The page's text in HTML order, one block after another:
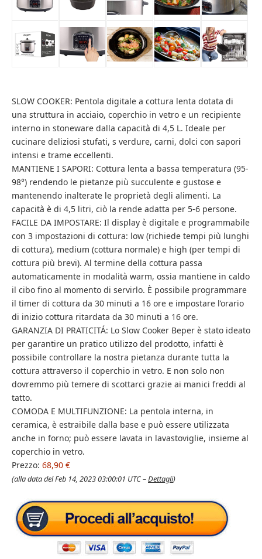
SLOW COOKER: Pentola digitale a cottura lenta dotata di
una struttura in acciaio, coperchio in vetro e un recipiente
interno in stoneware dalla capacità di 4,5 L. Ideale per
cucinare deliziosi stufati, s verdure, carni, dolci con sapori
intensi e trame eccellenti.
MANTIENE I SAPORI: Cottura lenta a bassa temperatura (95-
98°) rendendo le pietanze più succulente e gustose e
mantenendo inalterate le proprietà degli alimenti. La
capacità è di 4,5 litri, ciò la rende adatta per 5-6 persone.
FACILE DA IMPOSTARE: Il display è digitale e programmabile
con 3 impostazioni di cottura: low (richiede tempi più lunghi
di cottura), medium (cottura normale) e high (per tempi di
cottura più brevi). Al termine della cottura passa
automaticamente in modalità warm, ossia mantiene in caldo
il cibo fino al momento di servirlo. È possibile programmare
il timer di cottura da 30 minuti a 16 ore e impostare l’orario
di inizio cottura ritardata da 30 minuti a 16 ore.
GARANZIA DI PRATICITÁ: Lo Slow Cooker Beper è stato ideato
per garantire un pratico utilizzo del prodotto, infatti è
possibile controllare la nostra pietanza durante tutta la
cottura attraverso il coperchio in vetro. E non solo non
dovremmo più temere di scottarci grazie ai manici freddi al
tatto.
COMODA E MULTIFUNZIONE: La pentola interna, in
ceramica, è estraibile dalla base e può essere utilizzata
anche in forno; può essere lavata in lavastoviglie, insieme al
coperchio in vetro.
Prezzo: 68,90 €
(alla data del Feb 14, 2023 03:00:01 UTC –Dettagli)